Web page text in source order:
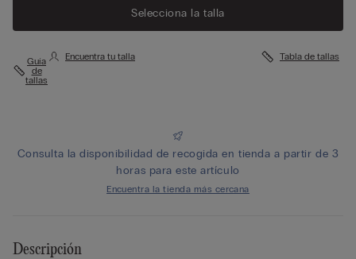
Selecciona la talla
Guía
de
tallas
Encuentra tu talla Tabla de tallas
Consulta la disponibilidad de recogida en tienda a partir de 3
horas para este artículo
Encuentra la tienda más cercana
Descripción